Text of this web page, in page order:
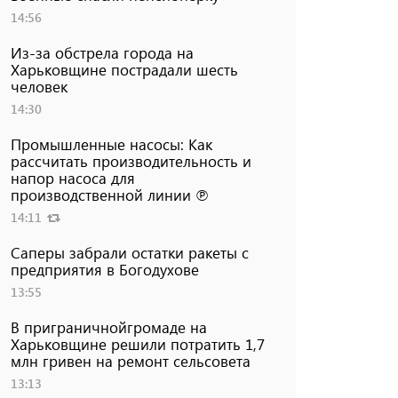
14:56
Из-за обстрела города на
Харьковщине пострадали шесть
человек
14:30
Промышленные насосы: Как
рассчитать производительность и
напор насоса для
производственной линии ℗
14:11
Саперы забрали остатки ракеты с
предприятия в Богодухове
13:55
В приграничнойгромаде на
Харьковщине решили потратить 1,7
млн ​​гривен на ремонт сельсовета
13:13